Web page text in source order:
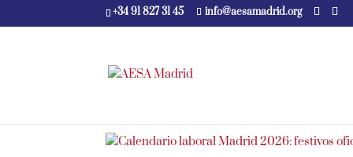
+34 91 827 31 45 info@aesamadrid.org